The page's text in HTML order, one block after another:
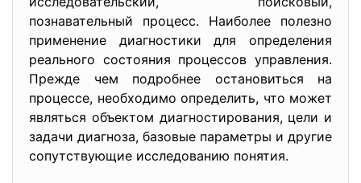
познавательный процесс. Наиболее полезно
применение диагностики для определения
реального состояния процессов управления.
Прежде чем подробнее остановиться на
процессе, необходимо определить, что может
являться объектом диагностирования, цели и
задачи диагноза, базовые параметры и другие
сопутствующие исследованию понятия.